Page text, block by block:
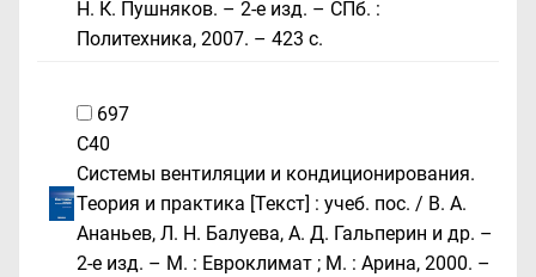
Н. К. Пушняков. – 2-е изд. – СПб. :
Политехника, 2007. – 423 с.
697
С40
Системы вентиляции и кондиционирования.
Теория и практика [Текст] : учеб. пос. / В. А.
Ананьев, Л. Н. Балуева, А. Д. Гальперин и др. –
2-е изд. – М. : Евроклимат ; М. : Арина, 2000. –